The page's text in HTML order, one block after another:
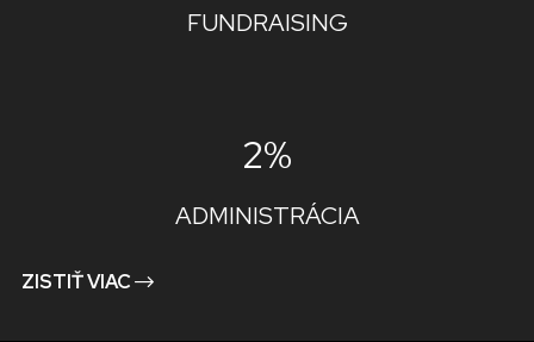
FUNDRAISING
2%
ADMINISTRÁCIA
ZISTIŤ VIAC